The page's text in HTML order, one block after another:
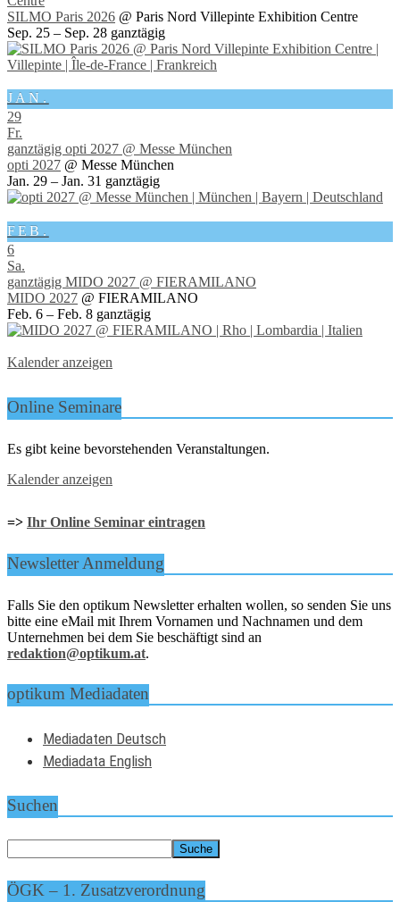
SILMO Paris 2026 @ Paris Nord Villepinte Exhibition Centre
Sep. 25 – Sep. 28 ganztägig
JAN.
29
Fr.
ganztägig opti 2027 @ Messe München
opti 2027 @ Messe München
Jan. 29 – Jan. 31 ganztägig
FEB.
6
Sa.
ganztägig MIDO 2027 @ FIERAMILANO
MIDO 2027 @ FIERAMILANO
Feb. 6 – Feb. 8 ganztägig
Kalender anzeigen
Online Seminare
Es gibt keine bevorstehenden Veranstaltungen.
Kalender anzeigen
=> Ihr Online Seminar eintragen
Newsletter Anmeldung
Falls Sie den optikum Newsletter erhalten wollen, so senden Sie uns
bitte eine eMail mit Ihrem Vornamen und Nachnamen und dem
Unternehmen bei dem Sie beschäftigt sind an
redaktion@optikum.at.
optikum Mediadaten
Mediadaten Deutsch
Mediadata English
Suchen
ÖGK – 1. Zusatzverordnung